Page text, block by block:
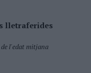
lletraferides
l'edat mitjana